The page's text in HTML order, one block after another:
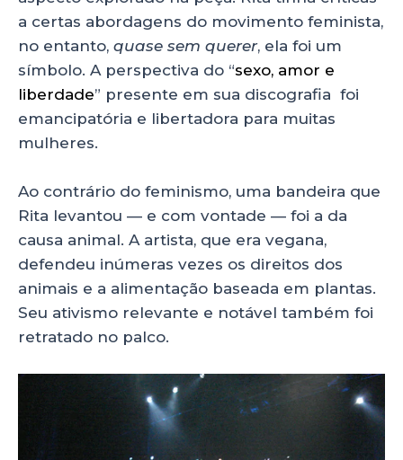
a certas abordagens do movimento feminista,
no entanto, quase sem querer, ela foi um
símbolo. A perspectiva do “sexo, amor e
liberdade” presente em sua discografia foi
emancipatória e libertadora para muitas
mulheres.
Ao contrário do feminismo, uma bandeira que
Rita levantou — e com vontade — foi a da
causa animal. A artista, que era vegana,
defendeu inúmeras vezes os direitos dos
animais e a alimentação baseada em plantas.
Seu ativismo relevante e notável também foi
retratado no palco.